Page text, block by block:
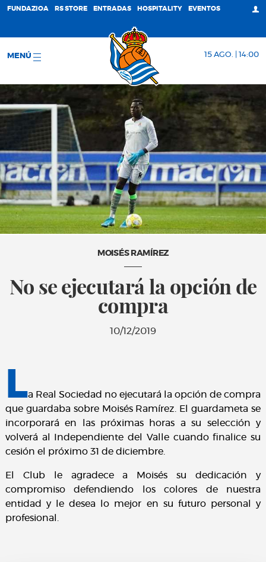
FUNDAZIOA RS STORE ENTRADAS HOSPITALITY EVENTOS
MENÚ 15 AGO. | 14:00
MOISÉS RAMÍREZ
No se ejecutará la opción de
compra
10/12/2019
La Real Sociedad no ejecutará la opción de compra
que guardaba sobre Moisés Ramírez. El guardameta se
incorporará en las próximas horas a su selección y
volverá al Independiente del Valle cuando finalice su
cesión el próximo 31 de diciembre.
El Club le agradece a Moisés su dedicación y
compromiso defendiendo los colores de nuestra
entidad y le desea lo mejor en su futuro personal y
profesional.